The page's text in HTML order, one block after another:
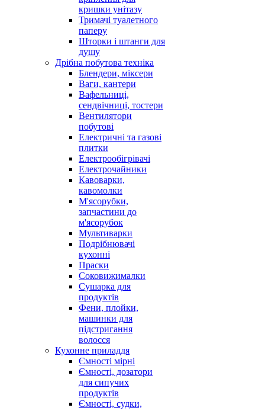
кришки унітазу
Тримачі туалетного
паперу
Шторки і штанги для
душу
Дрібна побутова техніка
Блендери, міксери
Ваги, кантери
Вафельниці,
сендвічниці, тостери
Вентилятори
побутові
Електричні та газові
плитки
Електрообігрівачі
Електрочайники
Кавоварки,
кавомолки
М'ясорубки,
запчастини до
м'ясорубок
Мультиварки
Подрібнювачі
кухонні
Праски
Соковижималки
Сушарка для
продуктів
Фени, плойки,
машинки для
підстригання
волосся
Кухонне приладдя
Ємності мірні
Ємності, дозатори
для сипучих
продуктів
Ємності, судки,